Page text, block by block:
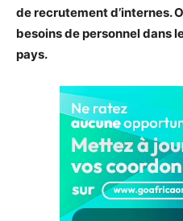
de recrutement d’internes.
besoins de personnel dans
pays.